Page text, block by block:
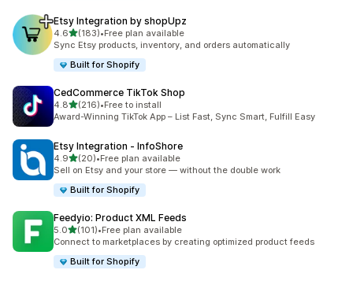
Etsy Integration by shopUpz
4.6滿分 5 顆星
(183)
共有 183 則評價
•Free plan available
Sync Etsy products, inventory, and orders automatically
Built for Shopify
CedCommerce TikTok Shop
4.8滿分 5 顆星
(216)
共有 216 則評價
•Free to install
Award-Winning TikTok App – List Fast, Sync Smart, Fulfill Easy
Etsy Integration ‑ InfoShore
4.9滿分 5 顆星
(20)
共有 20 則評價
•Free plan available
Sell on Etsy and your store — without the double work
Built for Shopify
Feedyio: Product XML Feeds
5.0滿分 5 顆星
(101)
共有 101 則評價
•Free plan available
Connect to marketplaces by creating optimized product feeds
Built for Shopify